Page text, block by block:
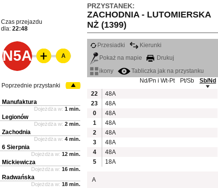
PRZYSTANEK:
ZACHODNIA - LUTOMIERSKA
NŻ (1399)
Czas przejazdu
dla: 22:48
N5A
Przesiadki
Kierunki
Pokaż na mapie
Drukuj
ikony
Tabliczka jak na przystanku
Nd/Pn i Wt-Pt
Pt/Sb
Sb/Nd
22
48A
23
48A
0
48A
1
48A
2
48A
3
48A
4
48A
5
18A
A
A
Poprzednie przystanki
Manufaktura
Dojeżdża w: 1 min.
Legionów
Dojeżdża w: 2 min.
Zachodnia
Dojeżdża w: 4 min.
6 Sierpnia
Dojeżdża w: 12 min.
Mickiewicza
Dojeżdża w: 16 min.
Radwańska
Dojeżdża w: 18 min.